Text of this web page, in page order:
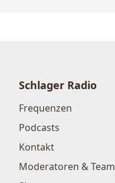
Schlager Radio
Frequenzen
Podcasts
Kontakt
Moderatoren & Team